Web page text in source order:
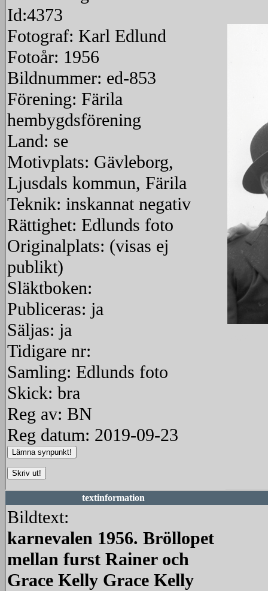
Id:4373
Fotograf: Karl Edlund
Fotoår: 1956
Bildnummer: ed-853
Förening: Färila
hembygdsförening
Land: se
Motivplats: Gävleborg,
Ljusdals kommun, Färila
Teknik: inskannat negativ
Rättighet: Edlunds foto
Originalplats: (visas ej
publikt)
Släktboken:
Publiceras: ja
Säljas: ja
Tidigare nr:
Samling: Edlunds foto
Skick: bra
Reg av: BN
Reg datum: 2019-09-23
textinformation
Bildtext:
karnevalen 1956. Bröllopet
mellan furst Rainer och
Grace Kelly Grace Kelly